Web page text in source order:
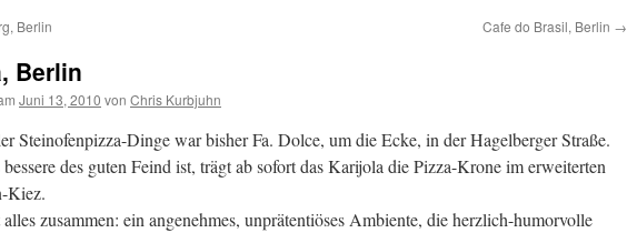
Berlin Cafe do Brasil, Berlin →
Berlin
Juni 13, 2010 von Chris Kurbjuhn
Steinofenpizza-Dinge war bisher Fa. Dolce, um die Ecke, in der Hagelberger Straße.
des guten Feind ist, trägt ab sofort das Karijola die Pizza-Krone im erweiterten
Kiez.
zusammen: ein angenehmes, unprätentiöses Ambiente, die herzlich-humorvolle